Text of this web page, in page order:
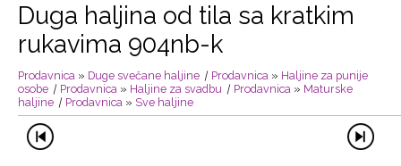
Duga haljina od tila sa kratkim
rukavima 904nb-k
Prodavnica » Duge svečane haljine | Prodavnica » Haljine za punije
osobe | Prodavnica » Haljine za svadbu | Prodavnica » Maturske
haljine | Prodavnica » Sve haljine